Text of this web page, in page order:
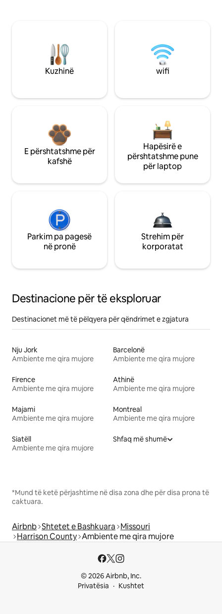
Kuzhinë wifi
E përshtatshme për
kafshë
Hapësirë e
përshtatshme pune
për laptop
Parkim pa pagesë
në pronë
Strehim për
korporatat
Destinacione për të eksploruar
Destinacionet më të pëlqyera për qëndrimet e zgjatura
Nju Jork
Ambiente me qira mujore
Barcelonë
Ambiente me qira mujore
Firence
Ambiente me qira mujore
Athinë
Ambiente me qira mujore
Majami
Ambiente me qira mujore
Montreal
Ambiente me qira mujore
Siatëll
Ambiente me qira mujore
Shfaq më shumë
*Mund të ketë përjashtime në disa zona dhe për disa prona të
caktuara.
Airbnb Shtetet e Bashkuara Missouri
Harrison County Ambiente me qira mujore
© 2026 Airbnb, Inc.
Privatësia
Kushtet